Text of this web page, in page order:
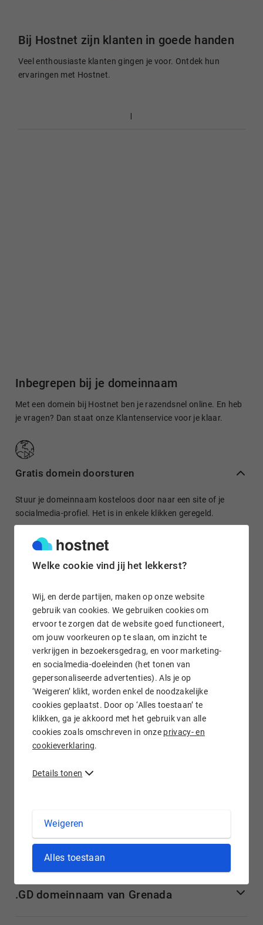
Welke cookie vind jij het lekkerst?
Wij, en derde partijen, maken op onze website
gebruik van cookies. We gebruiken cookies om
ervoor te zorgen dat de website goed functioneert,
om jouw voorkeuren op te slaan, om inzicht te
verkrijgen in bezoekersgedrag, en voor marketing-
en socialmedia-doeleinden (het tonen van
gepersonaliseerde advertenties). Als je op
‘Weigeren’ klikt, worden enkel de noodzakelijke
cookies geplaatst. Door op ‘Alles toestaan’ te
klikken, ga je akkoord met het gebruik van alle
cookies zoals omschreven in onze privacy- en
cookieverklaring.
Details tonen
Weigeren
Alles toestaan
Bij Hostnet zijn klanten in goede handen
Veel enthousiaste klanten gingen je voor. Ontdek hun
ervaringen met Hostnet.
Inbegrepen bij je domeinnaam
Met een domein bij Hostnet ben je razendsnel online. En heb
je vragen? Dan staat onze Klantenservice voor je klaar.
Gratis domein doorsturen
Stuur je domeinnaam kosteloos door naar een site of je
socialmedia-profiel. Het is in enkele klikken geregeld.
Gratis e-mail doorsturen
Wij staan voor je klaar!
.GD domein registreren bij Hostnet
.GD domeinnamen uit Grenada registreer je natuurlijk ook bij
aantrekkelijke prijzen. Check eerst of de .gd domeinnaam die
Meer informatie over .gd domeinnamen
.GD domeinnaam van Grenada